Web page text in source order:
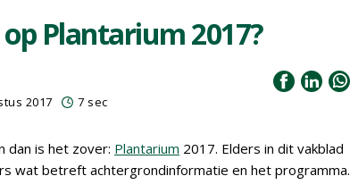
Plantarium 2017?
2017 7 sec
dan is het zover: Plantarium 2017. Elders in dit vakblad
wat betreft achtergrondinformatie en het programma.